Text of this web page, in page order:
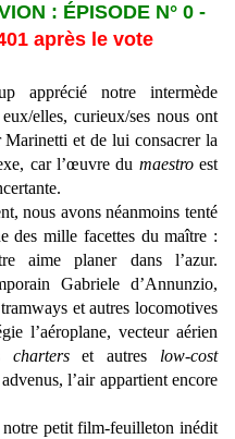
: ÉPISODE N° 0 -
après le vote
apprécié notre intermède
elles, curieux/ses nous ont
Marinetti et de lui consacrer la
car l’œuvre du maestroest
nous avons néanmoins tenté
des mille facettes du maître :
aime planer dans l’azur.
Gabriele d’Annunzio,
et autres locomotives
l’aéroplane, vecteur aérien
charterset autres low-cost
l’air appartient encore
notre petit film-feuilleton inédit